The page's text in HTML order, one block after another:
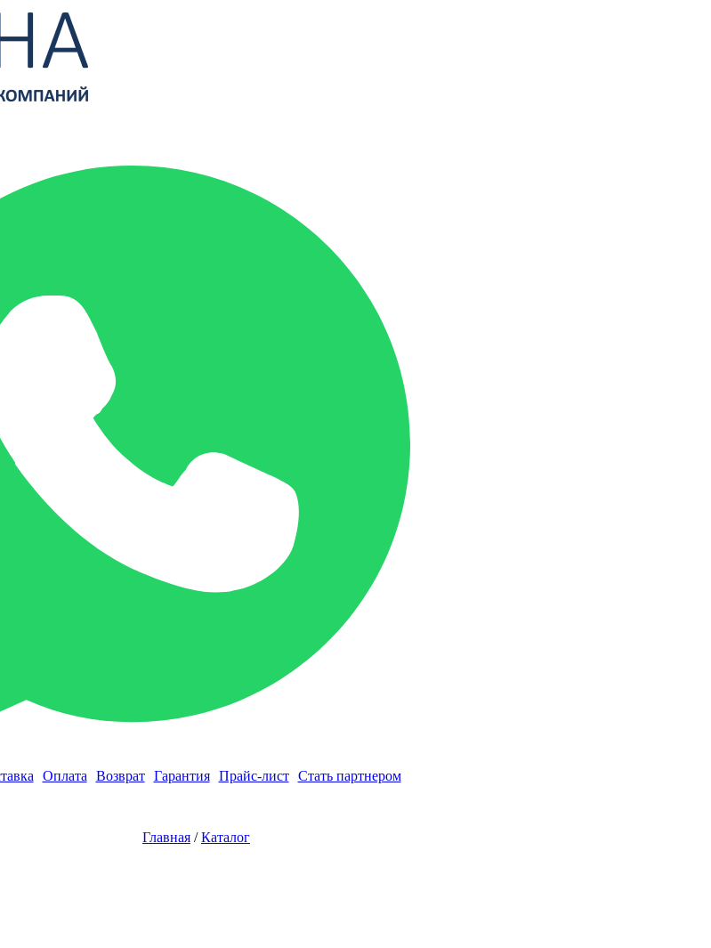
Оплата Возврат Гарантия Прайс-лист
Стать партнером
Главная /Каталог